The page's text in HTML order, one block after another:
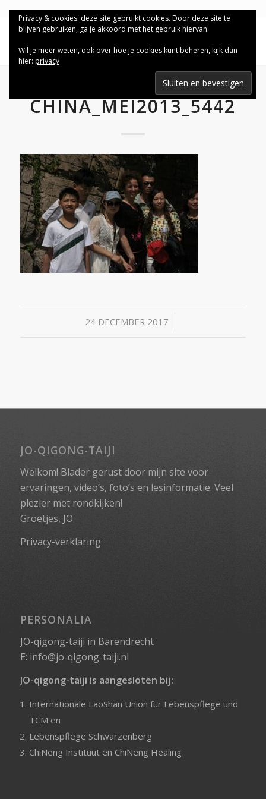
CHINA_MEI2013_5442
24 DECEMBER 2017
/
JO-QIGONG-TAIJI
Welkom! Blader gerust door mijn site voor
ervaringen, video’s, foto’s en lesinformatie. Veel
plezier met rondkijken!
Groetjes, JO
Privacy-verklaring
PERSONALIA
JO-qigong-taiji in Barendrecht
E: info@jo-qigong-taiji.nl
JO-qigong-taiji is aangesloten bij:
Internationale LaoShan Union für Lebenspflege und
TCM en
Lebenspflege Schwarzenberg
ChiNeng Instituuten ChiNeng Healing
Privacy & cookies: deze site gebruikt cookies. Door deze site te
blijven gebruiken, ga je akkoord met het gebruik hiervan.
Wil je meer weten, ook over hoe je cookies kunt beheren, kijk dan
hier: privacy